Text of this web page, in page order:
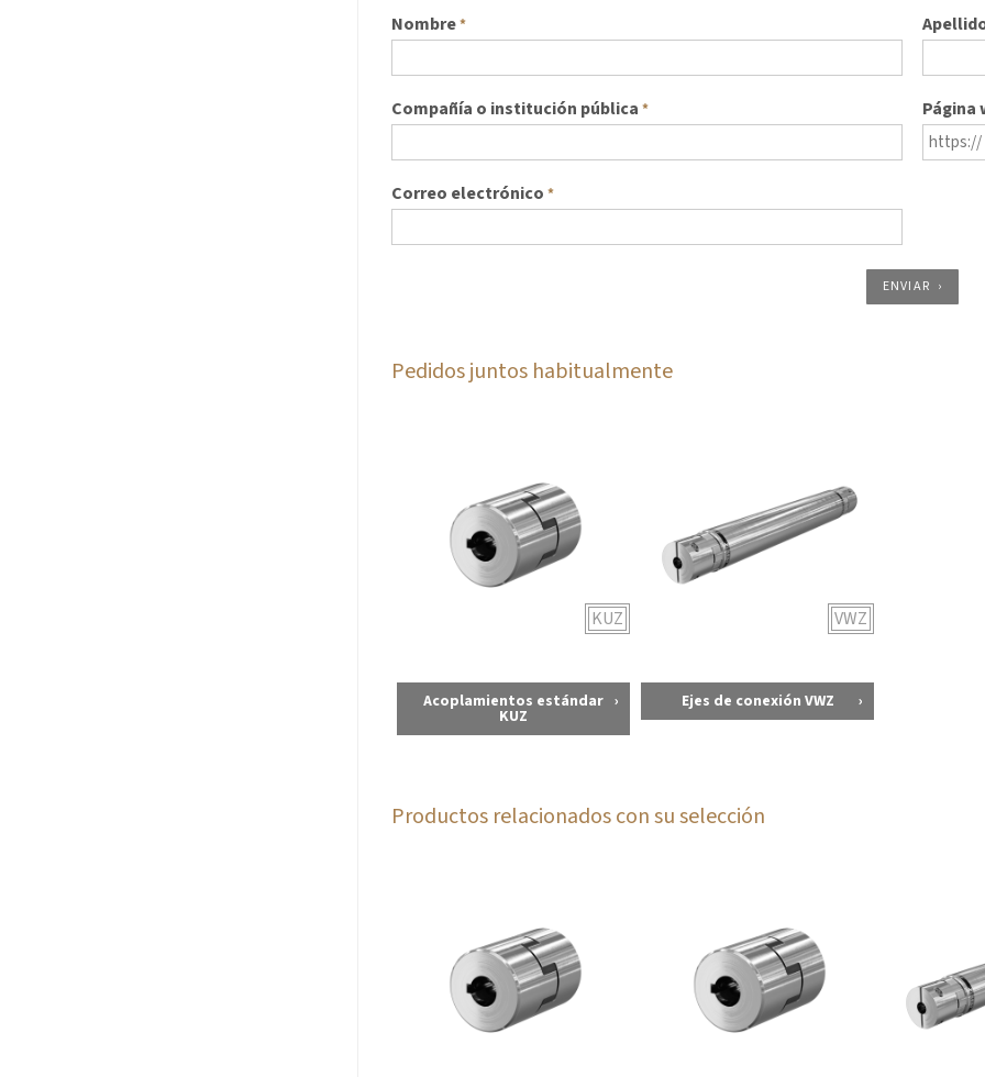
Nombre*
Compañía o institución pública * Página
Correo electrónico *
ENVIAR
Pedidos juntos habitualmente
KUZ
Acoplamientos estándar
KUZ
VWZ
Ejes de conexión VWZ
Productos relacionados con su selección